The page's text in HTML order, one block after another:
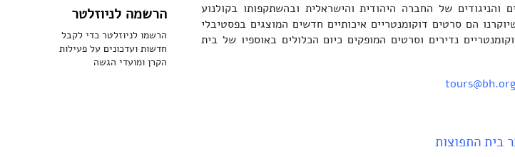
הרשמה לניוזלטר
הרשמו לניוזלטר כדי לקבל
חדשות ועדכונים על פעילות
הקרן ומועדי הגשה
של החברה היהודית והישראלית ובהשתקפותו בקולנוע
הם סרטים דוקומנטריים איכותיים חדשים המוצגים בפסטיבלי
נדירים וסרטים המופקים כיום הכלולים באוספיו של בית
בית התפוצות